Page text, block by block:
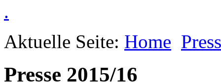
.
Aktuelle Seite: Home
Presse 2015/16